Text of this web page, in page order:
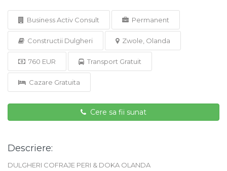
Business Activ Consult Permanent
Constructii Dulgheri Zwole, Olanda
760 EUR Transport Gratuit
Cazare Gratuita
Cere sa fii sunat
Descriere:
DULGHERI COFRAJE PERI & DOKA OLANDA